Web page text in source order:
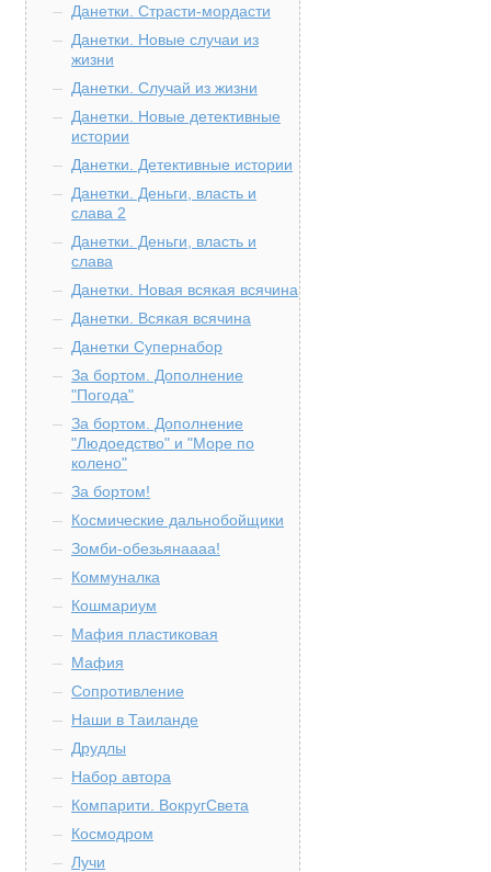
Данетки. Страсти-мордасти
Данетки. Новые случаи из
жизни
Данетки. Случай из жизни
Данетки. Новые детективные
истории
Данетки. Детективные истории
Данетки. Деньги, власть и
слава 2
Данетки. Деньги, власть и
слава
Данетки. Новая всякая всячина
Данетки. Всякая всячина
Данетки Супернабор
За бортом. Дополнение
"Погода"
За бортом. Дополнение
"Людоедство" и "Море по
колено"
За бортом!
Космические дальнобойщики
Зомби-обезьянаааа!
Коммуналка
Кошмариум
Мафия пластиковая
Мафия
Сопротивление
Наши в Таиланде
Друдлы
Набор автора
Компарити. ВокругСвета
Космодром
Лучи